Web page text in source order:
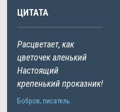
ЦИТАТА
Расцветает, как
цветочек аленький
Настоящий
крепенький проказник!
Бобров, писатель